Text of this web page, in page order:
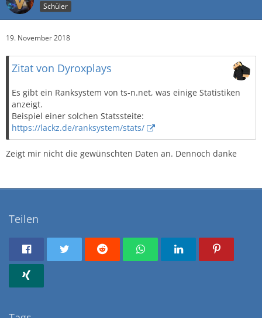
Schüler
19. November 2018
Zitat von Dyroxplays
Es gibt ein Ranksystem von ts-n.net, was einige Statistiken
anzeigt.
Beispiel einer solchen Statssteite:
https://lackz.de/ranksystem/stats/
Zeigt mir nicht die gewünschten Daten an. Dennoch danke
Teilen